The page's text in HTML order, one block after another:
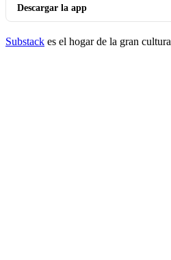
Descargar la app
Substack es el hogar de la gran cultura